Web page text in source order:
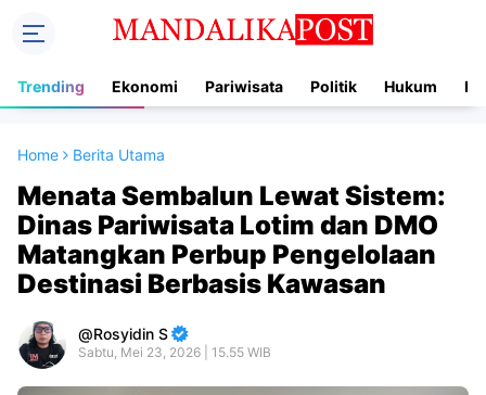
Trending Ekonomi Pariwisata Politik Hukum
Home Berita Utama
Menata Sembalun Lewat Sistem:
Dinas Pariwisata Lotim dan DMO
Matangkan Perbup Pengelolaan
Destinasi Berbasis Kawasan
Rosyidin S
Sabtu, Mei 23, 2026 | 15.55 WIB